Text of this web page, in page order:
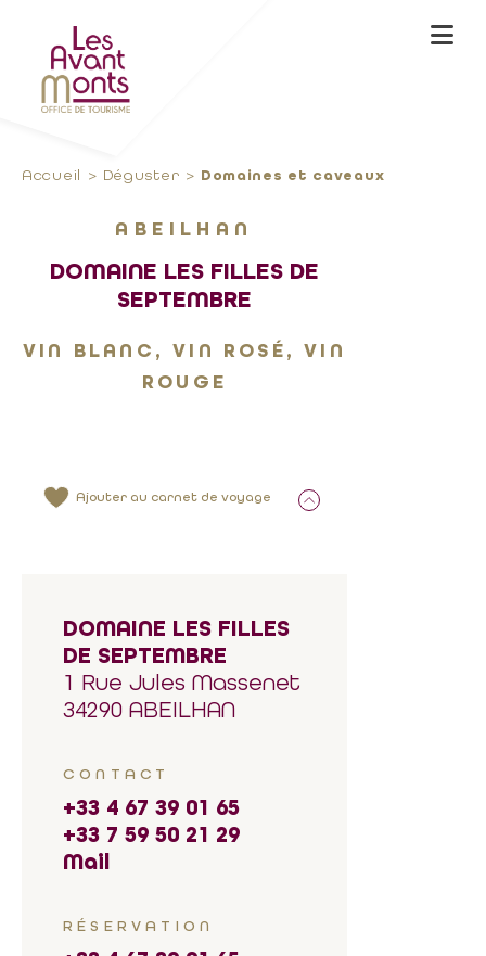
Accueil Déguster Domaines et caveaux
ABEILHAN
DOMAINE LES FILLES DE
SEPTEMBRE
VIN BLANC, VIN ROSÉ, VIN
ROUGE
Ajouter au carnet de voyage
DOMAINE LES FILLES
DE SEPTEMBRE
1 Rue Jules Massenet
34290 ABEILHAN
CONTACT
+33 4 67 39 01 65
+33 7 59 50 21 29
Mail
RÉSERVATION